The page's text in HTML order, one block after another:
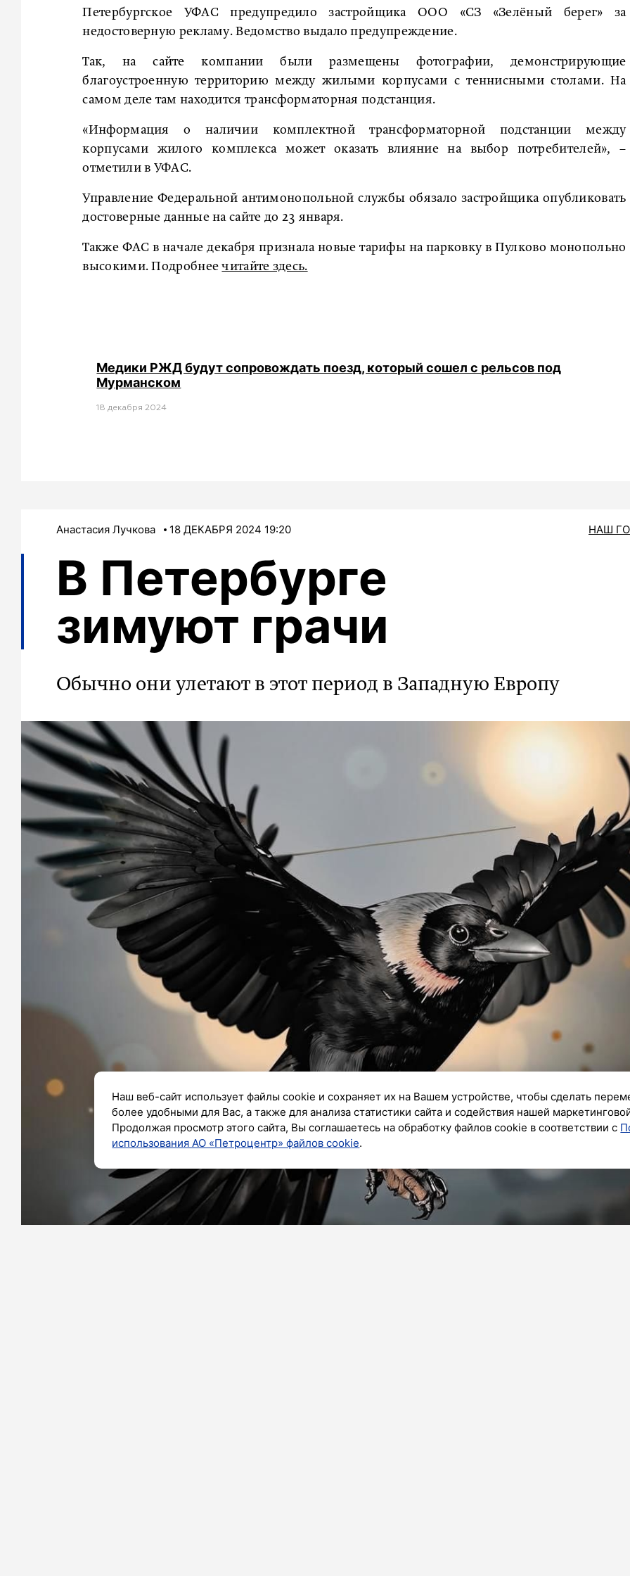
Петербургское УФАС предупредило застройщика ООО «СЗ «Зелёный берег» за
недостоверную рекламу. Ведомство выдало предупреждение.
Так, на сайте компании были размещены фотографии, демонстрирующие
благоустроенную территорию между жилыми корпусами с теннисными столами. На
самом деле там находится трансформаторная подстанция.
«Информация о наличии комплектной трансформаторной подстанции между
корпусами жилого комплекса может оказать влияние на выбор потребителей», –
отметили в УФАС.
Управление Федеральной антимонопольной службы обязало застройщика опубликовать
достоверные данные на сайте до 23 января.
Также ФАС в начале декабря признала новые тарифы на парковку в Пулково монопольно
высокими. Подробнеечитайте здесь.
Медики РЖД будут сопровождать поезд, который сошел с рельсов под
Мурманском
18 декабря 2024
Анастасия Лучкова 18 ДЕКАБРЯ 2024 19:20 НАШ
В Петербурге
зимуют грачи
Обычно они улетают в этот период в Западную Европу
Наш веб-сайт использует файлы cookie и сохраняет их на Вашем устройстве, чтобы сделать
более удобными для Вас, а также для анализа статистики сайта и содействия нашей
Продолжая просмотр этого сайта, Вы соглашаетесь на обработку файлов cookie в соответствии с
использования АО «Петроцентр» файлов cookie.